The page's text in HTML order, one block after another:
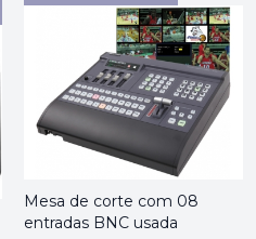
Mesa de corte com 08
entradas BNC usada